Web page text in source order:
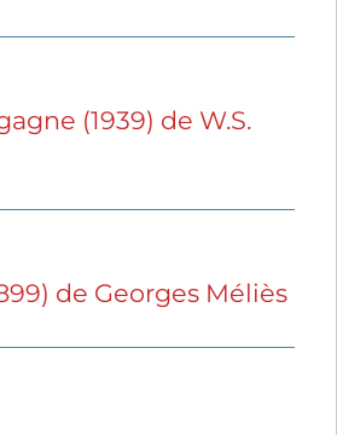
(1939) de W.S.
de Georges Méliès